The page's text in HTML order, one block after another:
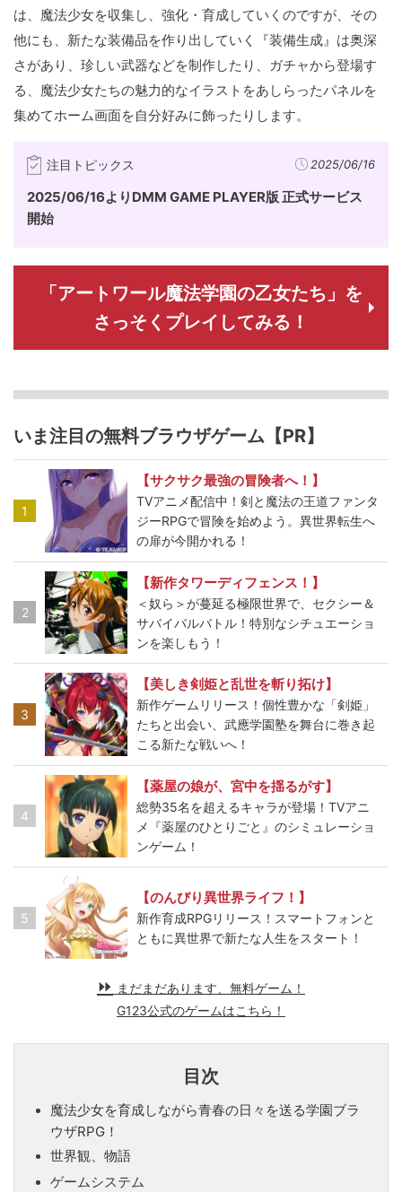
は、魔法少女を収集し、強化・育成していくのですが、その
他にも、新たな装備品を作り出していく『装備生成』は奥深
さがあり、珍しい武器などを制作したり、ガチャから登場す
る、魔法少女たちの魅力的なイラストをあしらったパネルを
集めてホーム画面を自分好みに飾ったりします。
注目トピックス 2025/06/16
2025/06/16よりDMM GAME PLAYER版 正式サービス
開始
「アートワール魔法学園の乙女たち」を
さっそくプレイしてみる！
いま注目の無料ブラウザゲーム【PR】
1
【サクサク最強の冒険者へ！】
TVアニメ配信中！剣と魔法の王道ファンタ
ジーRPGで冒険を始めよう。異世界転生へ
の扉が今開かれる！
2
【新作タワーディフェンス！】
＜奴ら＞が蔓延る極限世界で、セクシー＆
サバイバルバトル！特別なシチュエーショ
ンを楽しもう！
3
【美しき剣姫と乱世を斬り拓け】
新作ゲームリリース！個性豊かな「剣姫」
たちと出会い、武應学園塾を舞台に巻き起
こる新たな戦いへ！
4
【薬屋の娘が、宮中を揺るがす】
総勢35名を超えるキャラが登場！TVアニ
メ『薬屋のひとりごと』のシミュレーショ
ンゲーム！
5
【のんびり異世界ライフ！】
新作育成RPGリリース！スマートフォンと
ともに異世界で新たな人生をスタート！
まだまだあります、無料ゲーム！
G123公式のゲームはこちら！
目次
魔法少女を育成しながら青春の日々を送る学園ブラ
ウザRPG！
世界観、物語
ゲームシステム